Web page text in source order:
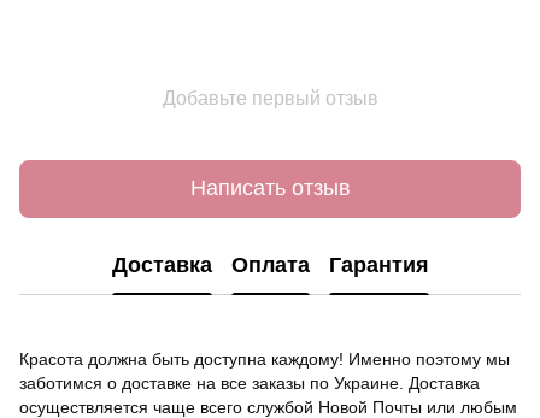
Добавьте первый отзыв
Написать отзыв
Доставка Оплата Гарантия
Красота должна быть доступна каждому! Именно поэтому мы
заботимся о доставке на все заказы по Украине. Доставка
осуществляется чаще всего службой Новой Почты или любым